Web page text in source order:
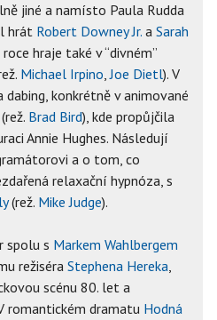
jiné a namísto Paula Rudda
hrát Robert Downey Jr. a Sarah
hraje také v “divném”
Michael Irpino,Joe Dietl). V
konkrétně v animované
(rež. Brad Bird), kde propůjčila
Annie Hughes. Následují
a o tom, co
relaxační hypnóza, s
(rež. Mike Judge).
spolu s Markem Wahlbergem
režiséra Stephena Hereka,
scénu 80. let a
romantickém dramatu Hodná